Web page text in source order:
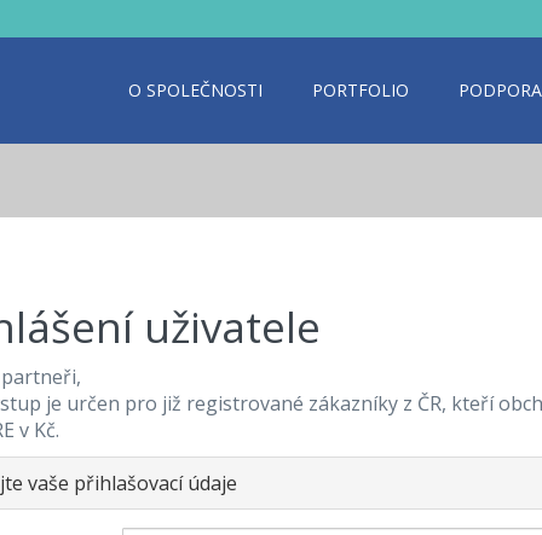
O SPOLEČNOSTI PORTFOLIO
uživatele
je určen pro již registrované zákazníky z ČR, kteří
v Kč.
vaše přihlašovací údaje